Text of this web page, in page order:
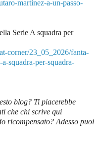
martinez-a-un-passo-
Serie A squadra per
corner/23_05_2026/fanta-
squadra-per-squadra-
blog? Ti piacerebbe
che chi scrive qui
ricompensato? Adesso puoi